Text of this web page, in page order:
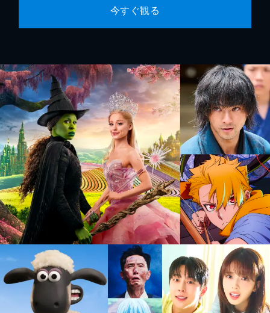
今すぐ観る